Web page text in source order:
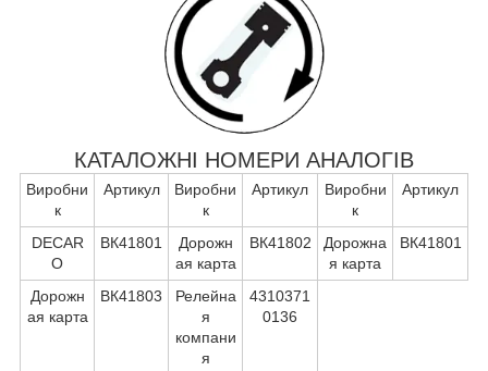
КАТАЛОЖНІ НОМЕРИ АНАЛОГІВ
Виробни
к
Артикул
Виробни
к
Артикул
Виробни
к
Артикул
DECAR
O
ВК41801
Дорожн
ая карта
ВК41802
Дорожна
я карта
ВК41801
Дорожн
ая карта
ВК41803
Релейна
я
компани
я
4310371
0136